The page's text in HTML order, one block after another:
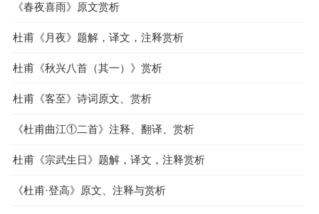
《春夜喜雨》原文赏析
杜甫《月夜》题解，译文，注释赏析
杜甫《秋兴八首（其一）》赏析
杜甫《客至》诗词原文、赏析
《杜甫曲江①二首》注释、翻译、赏析
杜甫《宗武生日》题解，译文，注释赏析
《杜甫·登高》原文、注释与赏析